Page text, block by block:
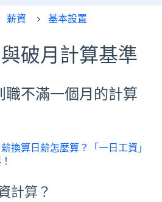
薪資 基本設置
破月計算基準
職不滿一個月的計算
換算日薪怎麼算？「一日工資」
計算？